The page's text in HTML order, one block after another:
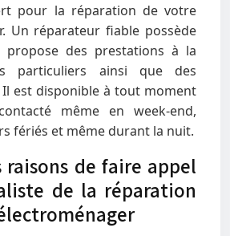
pour la réparation de votre
Un réparateur fiable possède
des prestations à la
particuliers ainsi que des
est disponible à tout moment
même en week-end,
fériés et même durant la nuit.
raisons de faire appel
de la réparation